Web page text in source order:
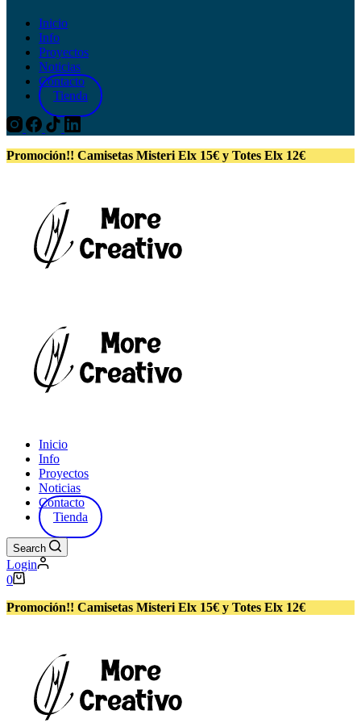
Inicio
Info
Proyectos
Noticias
Contacto
Tienda
Promoción!! Camisetas Misteri Elx 15€ y Totes Elx 12€
Inicio
Info
Proyectos
Noticias
Contacto
Tienda
Search
Login
Carro
compra
0
Promoción!! Camisetas Misteri Elx 15€ y Totes Elx 12€